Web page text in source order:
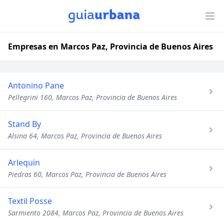
Empresas en Marcos Paz, Provincia de Buenos Aires
Antonino Pane
Pellegrini 160, Marcos Paz, Provincia de Buenos Aires
Stand By
Alsina 64, Marcos Paz, Provincia de Buenos Aires
Arlequin
Piedras 60, Marcos Paz, Provincia de Buenos Aires
Textil Posse
Sarmiento 2084, Marcos Paz, Provincia de Buenos Aires